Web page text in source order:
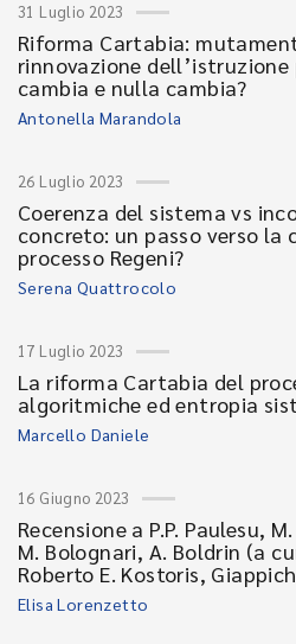
31 Luglio 2023
Riforma Cartabia:
rinnovazione
cambia e nulla cambia?
Antonella Marandola
26 Luglio 2023
Coerenza del sistema vs
concreto: un passo verso la
processo Regeni?
Serena Quattrocolo
17 Luglio 2023
La riforma Cartabia del
algoritmiche ed entropia
Marcello Daniele
16 Giugno 2023
Recensione a P.P. Paulesu,
M. Bolognari, A. Boldrin (a
Roberto E. Kostoris,
Elisa Lorenzetto